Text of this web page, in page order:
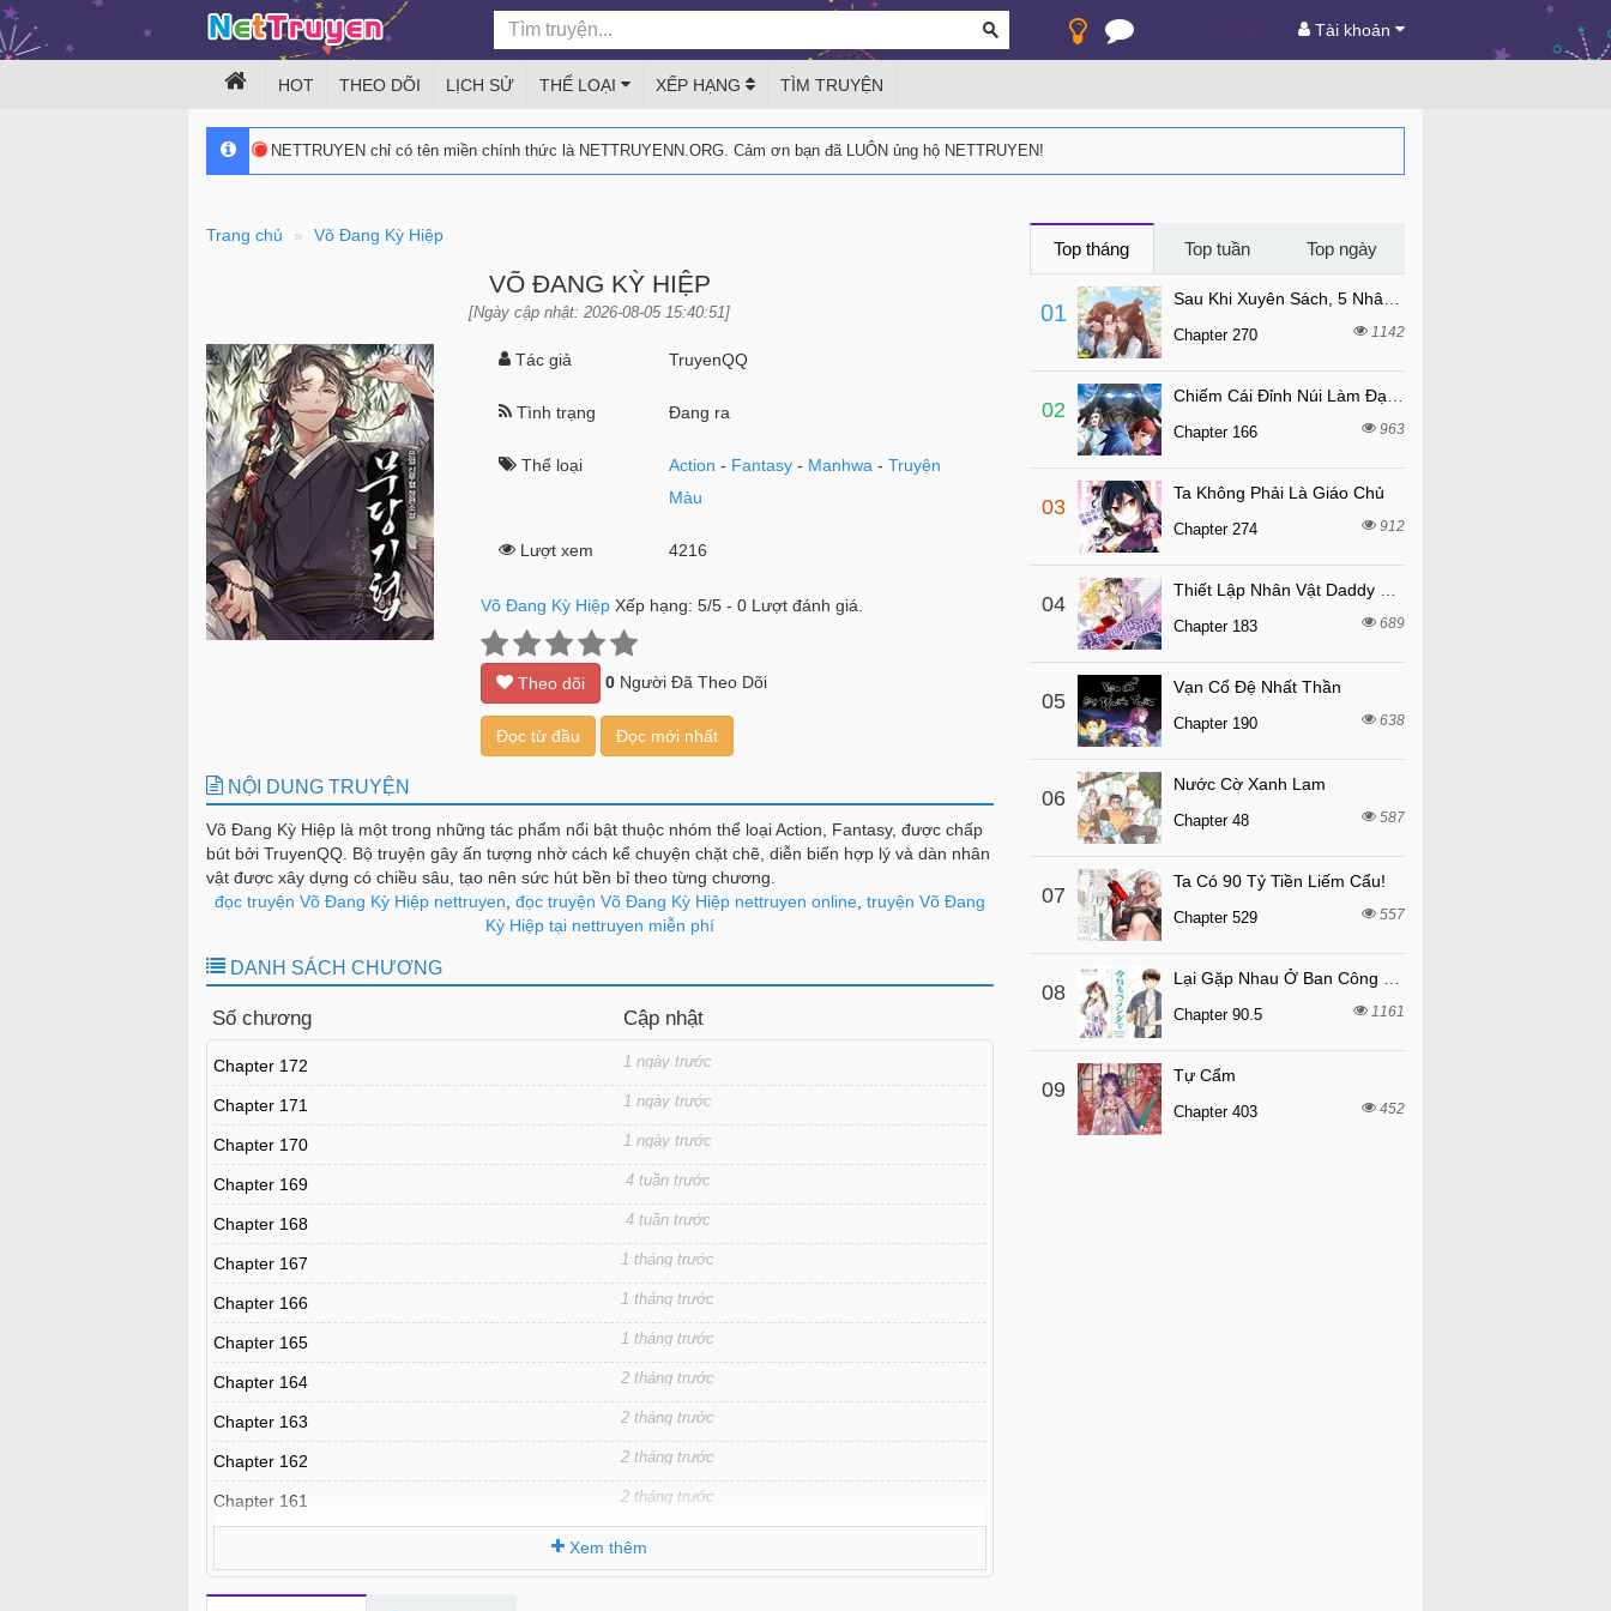
Tài khoản
HOT THEO DÕI LỊCH SỬ THỂ LOẠI XẾP HẠNG TÌM TRUYỆN
NETTRUYEN chỉ có tên miền chính thức là NETTRUYENN.ORG. Cảm ơn bạn đã LUÔN ủng hộ NETTRUYEN!
Trang chủ Võ Đang Kỳ Hiệp
VÕ ĐANG KỲ HIỆP
[Ngày cập nhật: 2026-08-05 15:40:51]
Tác giả TruyenQQ
Tình trạng Đang ra
Thể loại Action - Fantasy - Manhwa -Truyện
Màu
Lượt xem 4216
Võ Đang Kỳ Hiệp Xếp hạng: 5/5- 0Lượt đánh giá.
Theo dõi 0Người Đã Theo Dõi
Đọc từ đầu Đọc mới nhất
NỘI DUNG TRUYỆN
Võ Đang Kỳ Hiệp là một trong những tác phẩm nổi bật thuộc nhóm thể loại Action, Fantasy, được chấp
bút bởi TruyenQQ. Bộ truyện gây ấn tượng nhờ cách kể chuyện chặt chẽ, diễn biến hợp lý và dàn nhân
vật được xây dựng có chiều sâu, tạo nên sức hút bền bỉ theo từng chương.
đọc truyện Võ Đang Kỳ Hiệp nettruyen đọc truyện Võ Đang Kỳ Hiệp nettruyen online, truyện Võ Đang
Kỳ Hiệp tại nettruyen miễn phí
DANH SÁCH CHƯƠNG
Số chương Cập nhật
Chapter 172 1 ngày trước
Chapter 171 1 ngày trước
Chapter 170 1 ngày trước
Chapter 169 4 tuần trước
Chapter 168 4 tuần trước
Chapter 167 1 tháng trước
Chapter 166 1 tháng trước
Chapter 165 1 tháng trước
Chapter 164 2 tháng trước
Chapter 163 2 tháng trước
Chapter 162 2 tháng trước
Chapter 161 2 tháng trước
Chapter 159 3 tháng trước
Xem thêm
Top tháng Top tuần Top ngày
01
Chapter 270 1142
02
Chapter 166 963
03
Ta Không Phải Là Giáo Chủ
Chapter 274 912
04
Chapter 183 689
05
Vạn Cổ Đệ Nhất Thần
Chapter 190 638
06
Nước Cờ Xanh Lam
Chapter 48 587
07
Ta Có 90 Tỷ Tiền Liếm Cẩu!
Chapter 529 557
08
Chapter 90.5 1161
09
Tự Cẩm
Chapter 403 452